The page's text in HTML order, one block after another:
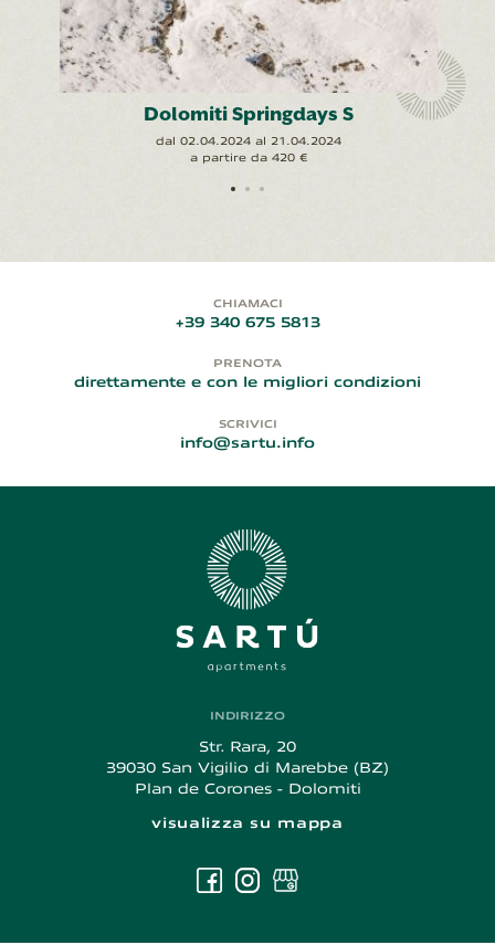
Dolomiti Springdays S
dal 02.04.2024 al 21.04.2024
a partire da 420 €
CHIAMACI
+39 340 675 5813
PRENOTA
direttamente e con le migliori condizioni
SCRIVICI
info@sartu.info
INDIRIZZO
Str. Rara, 20
39030 San Vigilio di Marebbe (BZ)
Plan de Corones - Dolomiti
visualizza su mappa